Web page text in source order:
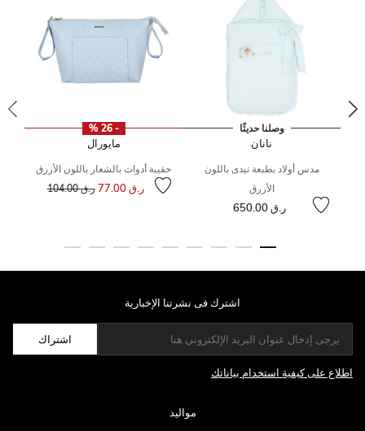
وصلنا حديثًا
نانان
مدس أولاد بطبعة تيدى باللون
الأزرق
ر.ق 650.00
- 26 %
مايورال
حقيبة أدوات بالشعار باللون الأزرق
ر.ق 77.00 ر.ق 104.00
اشترك فى نشرتنا الإخبارية
اشتراك
اطلاع على كيفية استخدام بياناتك
مواليد